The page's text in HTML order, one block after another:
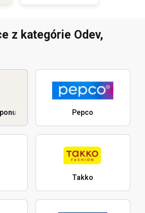
z kategórie Odev,
Pepco
Takko